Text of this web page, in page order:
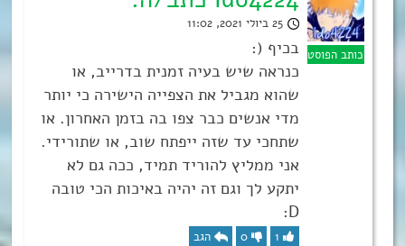
25 ביולי 2021, 11:02
בכיף (:
כנראה שיש בעיה זמנית בדרייב, או
שהוא מגביל את הצפייה הישירה כי יותר
מדי אנשים כבר צפו בה בזמן האחרון. או
שתחכי עד שזה ייפתח שוב, או שתורידי.
אני ממליץ להוריד תמיד, ככה גם לא
יתקע לך וגם זה יהיה באיכות הכי טובה
D:
1
0 הגב